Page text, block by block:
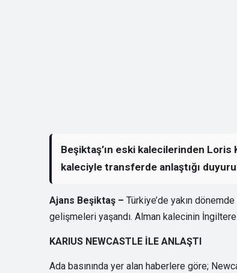
Beşiktaş’ın eski kalecilerinden Loris
kaleciyle transferde anlaştığı
Ajans Beşiktaş – Türkiye’de yakın
gelişmeleri yaşandı. Alman kalecinin
KARIUS NEWCASTLE İLE ANLAŞTI
Ada basınında yer alan haberlere göre;